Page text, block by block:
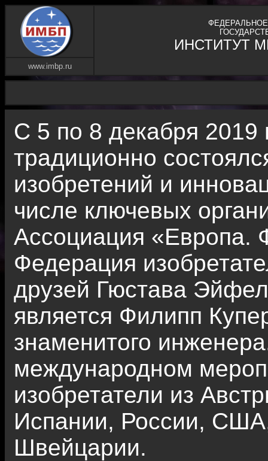
ИНСТИТУТ
www.imbp.ru
С 5 по 8 декабря
традиционно
изобретений и
числе ключевых
Ассоциация «Европа.
Федерация
друзей Гюстава
является Филипп
знаменитого
международном
изобретатели из
Испании, России,
Швейцарии.